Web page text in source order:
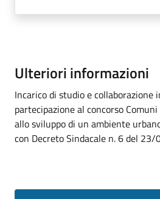
Ulteriori informazioni
Incarico di studio e collaborazione
partecipazione al concorso
allo sviluppo di un ambiente
con Decreto Sindacale n. 6 del